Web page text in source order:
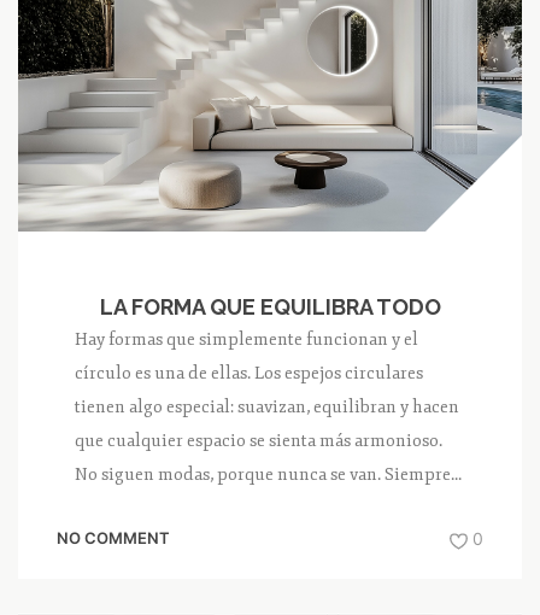
LA FORMA QUE EQUILIBRA TODO
Hay formas que simplemente funcionan y el
círculo es una de ellas. Los espejos circulares
tienen algo especial: suavizan, equilibran y hacen
que cualquier espacio se sienta más armonioso.
No siguen modas, porque nunca se van. Siempre...
NO COMMENT 0